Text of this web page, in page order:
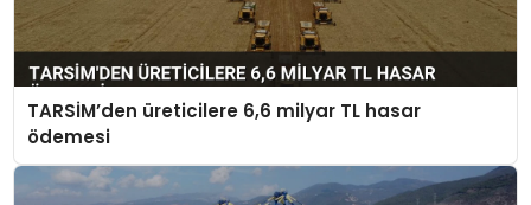
TARSİM’den üreticilere 6,6 milyar TL hasar
ödemesi